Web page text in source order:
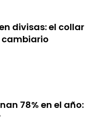
divisas: el collar
cambiario
78% en el año: